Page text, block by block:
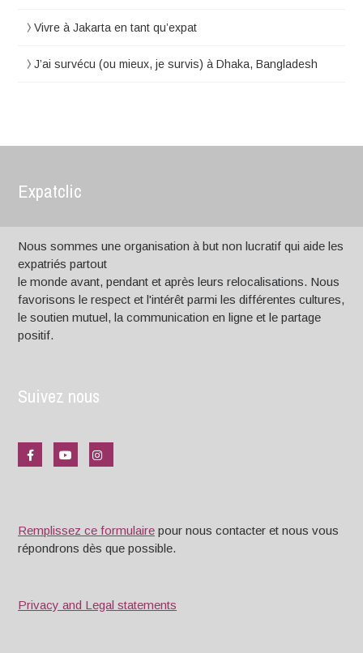
Vivre à Jakarta en tant qu’expat
J’ai survécu (ou mieux, je survis) à Dhaka, Bangladesh
Expatclic
Nous sommes une organisation à but non lucratif qui aide les
expatriés partout
le monde avant, pendant et après leurs relocalisations. Nous
favorisons le respect et l'intérêt parmi les différentes cultures,
le soutien mutuel, la communication en ligne et le partage
positif.
Suivez nous
Remplissez ce formulaire pour nous contacter et nous vous
répondrons dès que possible.
Privacy and Legal statements